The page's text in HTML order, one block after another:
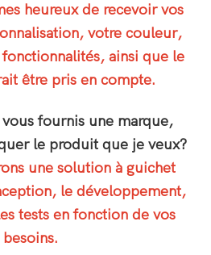
heureux de recevoir vos
votre couleur,
ainsi que le
être pris en compte.
fournis une marque,
le produit que je veux?
une solution à guichet
le développement,
tests en fonction de vos
besoins.